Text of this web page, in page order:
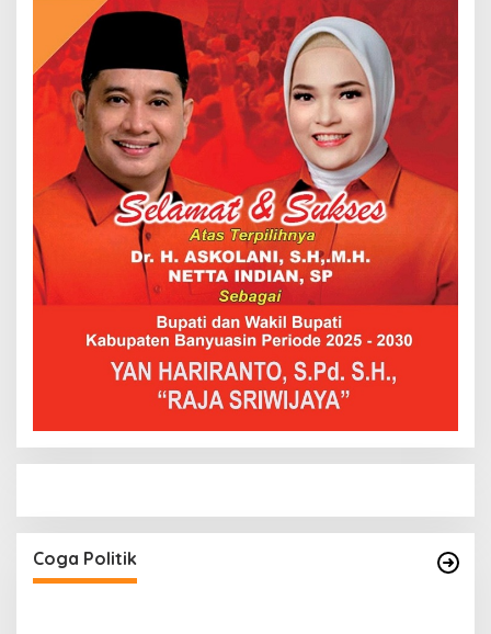
Coga Politik
Masyarakat Saat Gelar Reses Tahap II Di
Kelurahan Tanjung Indah
Di Coga Politik